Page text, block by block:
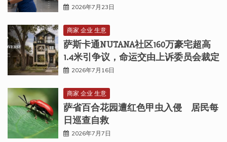
2026年7月23日
商家 企业 生意
萨斯卡通NUTANA社区160万豪宅超高
1.4米引争议，命运交由上诉委员会裁定
2026年7月16日
商家 企业 生意
萨省百合花园遭红色甲虫入侵 居民每
日巡查自救
2026年7月7日